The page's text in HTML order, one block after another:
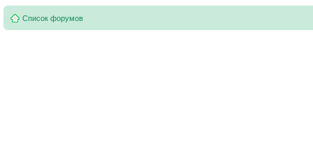
Список форумов